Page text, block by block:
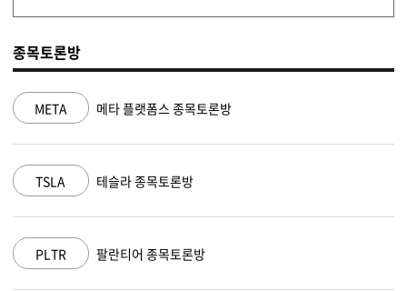
종목토론방
NVDA
MSFT
AAPL